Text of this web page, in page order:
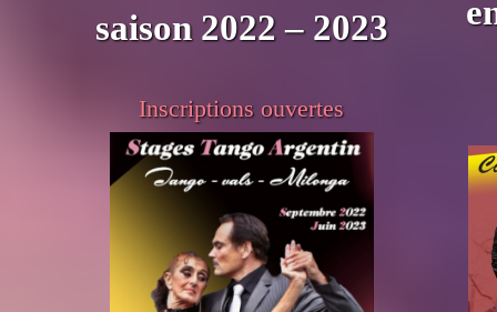
saison 2022 – 2023
Inscriptions ouvertes